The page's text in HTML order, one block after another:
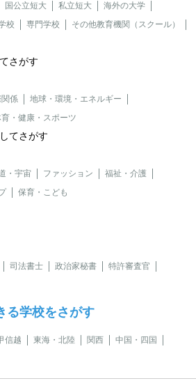
国公立短大 私立短大
海外の大学
校
専門学校
その他教育機関（スクール）
さがす
関係
地球・環境・エネルギー
・健康・スポーツ
てさがす
・宇宙 ファッション
福祉・介護
保育・こども
司法書士 政治家秘書
特許審査官
る学校をさがす
信越 東海・北陸 関西
中国・四国